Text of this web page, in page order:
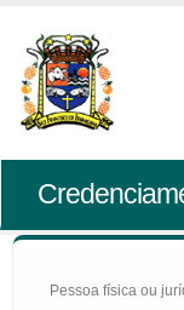
Pessoa física ou